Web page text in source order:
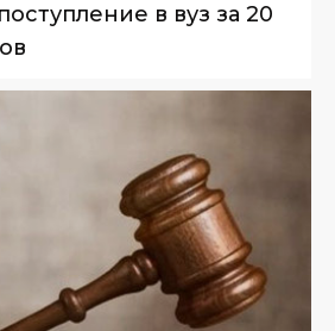
в вуз за 20